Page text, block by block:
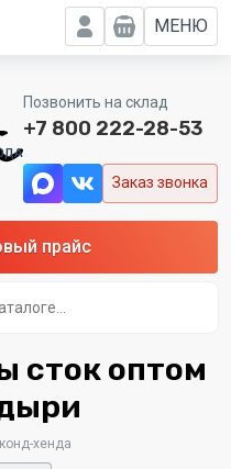
МЕНЮ
Позвонить на склад
+7 800 222-28-53
Заказ звонка
прайс
сток оптом
хенда